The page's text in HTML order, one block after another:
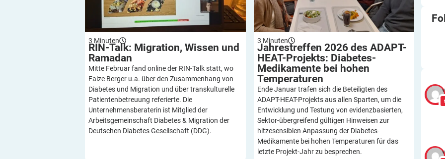
3 Minuten
RIN-Talk: Migration, Wissen und
Ramadan
Mitte Februar fand online der RIN-Talk statt, wo
Faize Berger u.a. über den Zusammenhang von
Diabetes und Migration und über transkulturelle
Patientenbetreuung referierte. Die
Unternehmensberaterin ist Mitglied der
Arbeitsgemeinschaft Diabetes & Migration der
Deutschen Diabetes Gesellschaft (DDG).
3 Minuten
Jahrestreffen 2026 des ADAPT-
HEAT-Projekts: Diabetes-
Medikamente bei hohen
Temperaturen
Ende Januar trafen sich die Beteiligten des
ADAPT-HEAT-Projekts aus allen Sparten, um die
Entwicklung und Testung von evidenzbasierten,
Sektor-übergreifend gültigen Hinweisen zur
hitzesensiblen Anpassung der Diabetes-
Medikamente bei hohen Temperaturen für das
letzte Projekt-Jahr zu besprechen.